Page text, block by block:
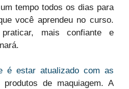
tempo todos os dias para
você aprendeu no curso.
mais confiante e
é estar atualizado com as
produtos de maquiagem. A